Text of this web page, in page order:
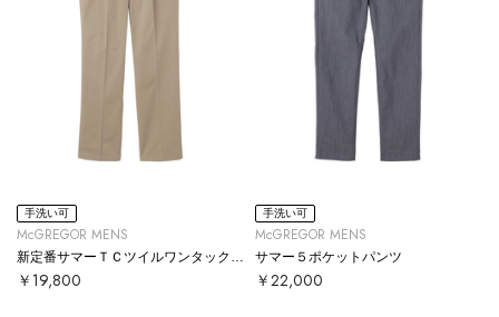
手洗い可
McGREGOR MENS
￥19,800
手洗い可
McGREGOR MENS
サマー５ポケットパンツ
￥22,000